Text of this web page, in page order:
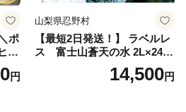
ポ
ー
円
山梨県忍野村
【最短2日発送！】 ラベルレ
ス 富士山蒼天の水 2L×24本
（4ケース）※離島不可 天然
水 ミネラルウォーター 水 ペ
14,500円